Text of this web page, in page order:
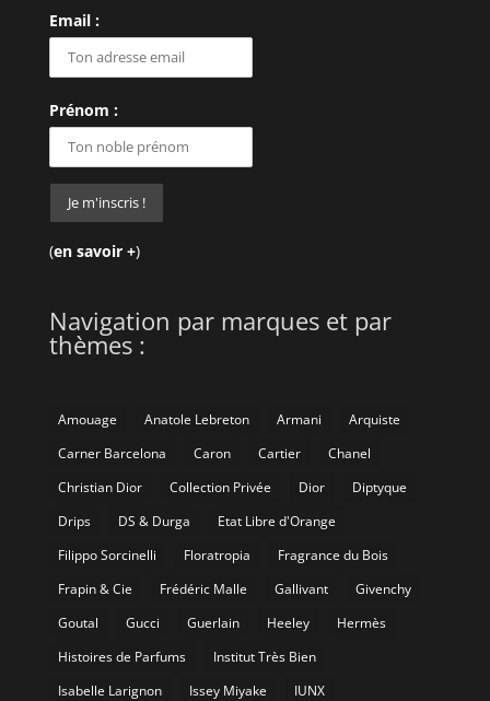
Email :
Prénom :
(en savoir +)
Navigation par marques et par
thèmes :
Amouage Anatole Lebreton Armani
Arquiste
Carner Barcelona
Caron Cartier
Chanel
Christian Dior
Collection Privée Dior
Diptyque
Drips
DS & Durga
Etat Libre d'Orange
Filippo Sorcinelli
Floratropia
Fragrance du Bois
Frapin & Cie
Frédéric Malle Gallivant
Givenchy
Goutal
Gucci Guerlain Heeley
Hermès
Histoires de Parfums
Institut Très Bien
Isabelle Larignon
Issey Miyake
IUNX